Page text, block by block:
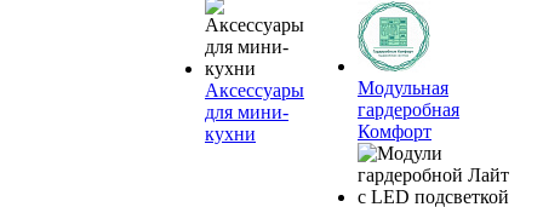
Аксессуары
для мини-
кухни
Модульная
гардеробная
Комфорт